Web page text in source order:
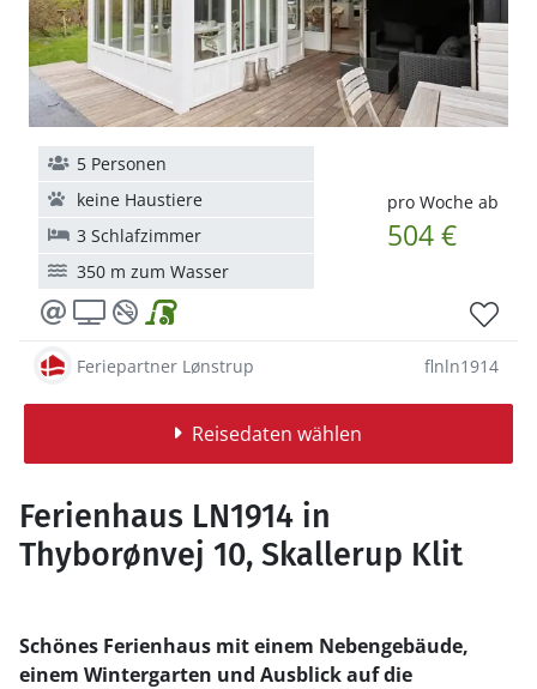
pro Woche ab
504 €
5 Personen
keine Haustiere
3 Schlafzimmer
350 m zum Wasser
Feriepartner Lønstrup flnln1914
Reisedaten wählen
Ferienhaus LN1914 in
Thyborønvej 10, Skallerup Klit
Schönes Ferienhaus mit einem Nebengebäude,
einem Wintergarten und Ausblick auf die